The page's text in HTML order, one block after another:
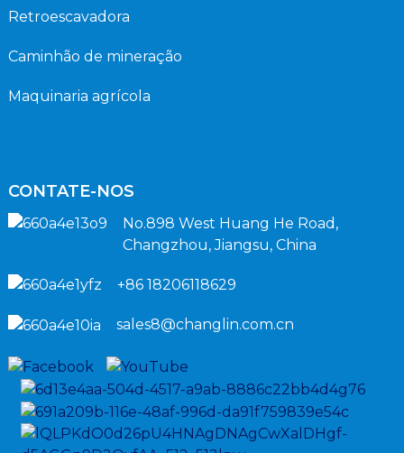
Retroescavadora
Caminhão de mineração
Maquinaria agrícola
CONTATE-NOS
No.898 West Huang He Road,
Changzhou, Jiangsu, China
+86 18206118629
sales8@changlin.com.cn